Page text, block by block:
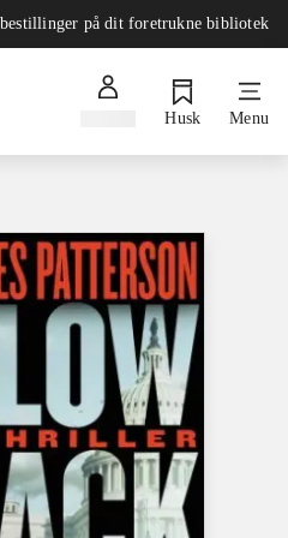
på dit foretrukne bibliotek
Husk Menu